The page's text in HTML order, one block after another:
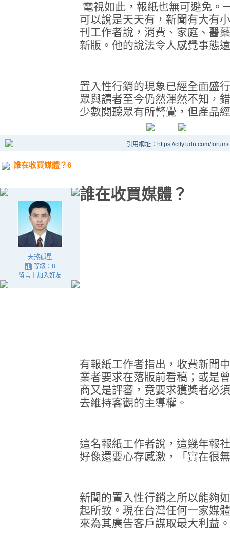
電視如此，報紙也無可避免。
可以說是天天有，新聞有大有
刊工作者說，消費、家庭、醫
新版。他的說法令人感覺事態
置入性行銷的現象已經全面盛
眾與讀者至今仍然渾然不知，
少數閱聽眾有所警覺，但產品
引用網址：https://city.udn.com/
誰在收買媒體？6
天煞孤星
等級：8
留言｜ 加入好友
誰在收買媒體？
有報紙工作者指出，收費新聞
業者要求在落版前看稿；或是
商又是評審，竟要求獲獎者必
去維持客觀的主導權。
這名報紙工作者說，這幾年報
好像還要心存感激，「實在很
新聞的置入性行銷之所以能夠
起所致。現在台灣任何一家媒
來為其廣告客戶謀取最大利益。